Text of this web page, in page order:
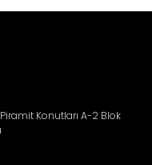
Konutları A-2 Blok